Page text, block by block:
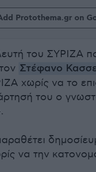
Protothema.gr on
του ΣΥΡΙΖΑ
Στέφανο
χωρίς να το
του ο
να την